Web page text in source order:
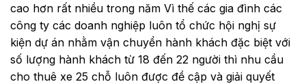
cao hơn rất nhiều trong năm Vì thế các gia đình các
công ty các doanh nghiệp luôn tổ chức hội nghị sự
kiện dự án nhằm vận chuyển hành khách đặc biệt với
số lượng hành khách từ 18 đến 22 người thì nhu cầu
cho thuê xe 25 chỗ luôn được đề cập và giải quyết